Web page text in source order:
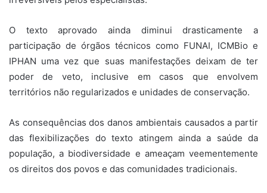
O texto aprovado ainda diminui drasticamente a
participação de órgãos técnicos como FUNAI, ICMBio e
IPHAN uma vez que suas manifestações deixam de ter
poder de veto, inclusive em casos que envolvem
territórios não regularizados e unidades de conservação.
As consequências dos danos ambientais causados a partir
das flexibilizações do texto atingem ainda a saúde da
população, a biodiversidade e ameaçam veementemente
os direitos dos povos e das comunidades tradicionais.